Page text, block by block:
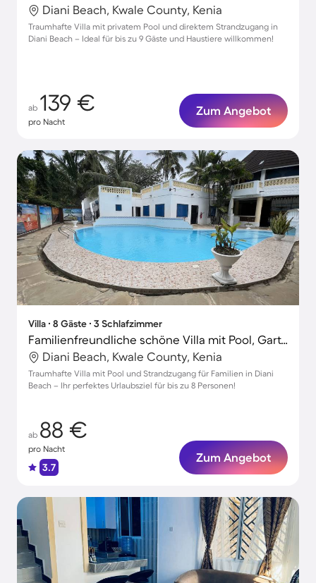
Diani Beach, Kwale County, Kenia
Traumhafte Villa mit privatem Pool und direktem Strandzugang in
Diani Beach – Ideal für bis zu 9 Gäste und Haustiere willkommen!
ab 139 €
pro Nacht
Zum Angebot
Villa ∙ 8 Gäste ∙ 3 Schlafzimmer
Familienfreundliche schöne Villa mit Pool, Garten und Grill | Nah am Strand
Diani Beach, Kwale County, Kenia
Traumhafte Villa mit Pool und Strandzugang für Familien in Diani
Beach – Ihr perfektes Urlaubsziel für bis zu 8 Personen!
ab 88 €
pro Nacht
3.7
Zum Angebot